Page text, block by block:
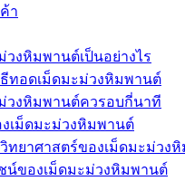
า
วงหิมพานต์เป็นอย่างไร
ทอดเม็ดมะม่วงหิมพานต์
วงหิมพานต์ควรอบกี่นาที
เม็ดมะม่วงหิมพานต์
ทยาศาสตร์ของเม็ดมะม่วง
น์ของเม็ดมะม่วงหิมพานต์